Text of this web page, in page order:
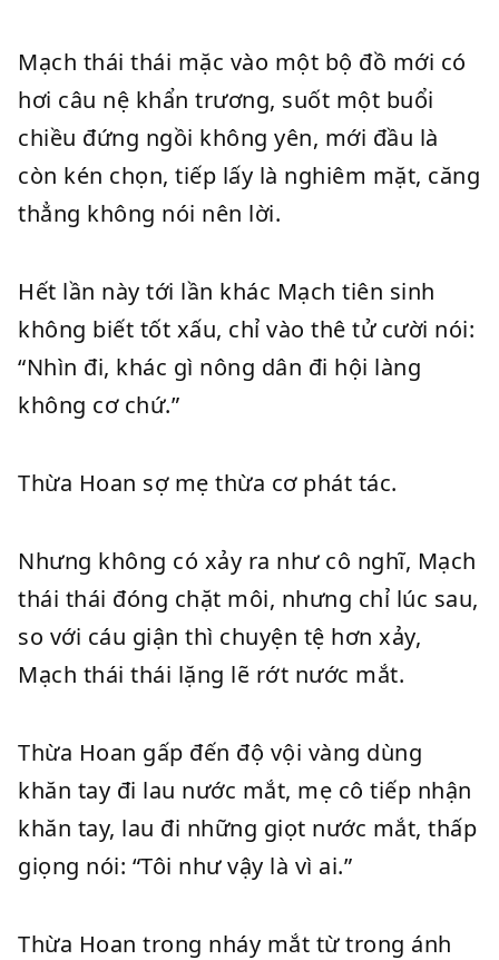
Mạch thái thái mặc vào một bộ đồ mới có
hơi câu nệ khẩn trương, suốt một buổi
chiều đứng ngồi không yên, mới đầu là
còn kén chọn, tiếp lấy là nghiêm mặt, căng
thẳng không nói nên lời.
Hết lần này tới lần khác Mạch tiên sinh
không biết tốt xấu, chỉ vào thê tử cười nói:
“Nhìn đi, khác gì nông dân đi hội làng
không cơ chứ.”
Thừa Hoan sợ mẹ thừa cơ phát tác.
Nhưng không có xảy ra như cô nghĩ, Mạch
thái thái đóng chặt môi, nhưng chỉ lúc sau,
so với cáu giận thì chuyện tệ hơn xảy,
Mạch thái thái lặng lẽ rớt nước mắt.
Thừa Hoan gấp đến độ vội vàng dùng
khăn tay đi lau nước mắt, mẹ cô tiếp nhận
khăn tay, lau đi những giọt nước mắt, thấp
giọng nói: “Tôi như vậy là vì ai.”
Thừa Hoan trong nháy mắt từ trong ánh